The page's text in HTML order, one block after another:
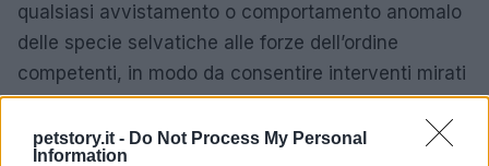
petstory.it - Do Not Process My Personal
Information
qualsiasi avvistamento o comportamento anomalo
delle specie selvatiche alle forze dell’ordine
competenti, in modo da consentire interventi mirati
e valutazioni su eventuali azioni di protezione della
popolazione.